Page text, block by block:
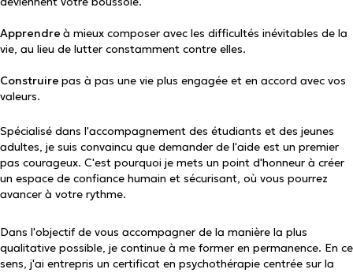
Apprendre à mieux composer avec les difficultés inévitables de la
vie, au lieu de lutter constamment contre elles.
Construire pas à pas une vie plus engagée et en accord avec vos
valeurs.
Spécialisé dans l'accompagnement des étudiants et des jeunes
adultes, je suis convaincu que demander de l'aide est un premier
pas courageux. C'est pourquoi je mets un point d'honneur à créer
un espace de confiance humain et sécurisant, où vous pourrez
avancer à votre rythme.
Dans l'objectif de vous accompagner de la manière la plus
qualitative possible, je continue à me former en permanence. En ce
sens, j'ai entrepris un certificat en psychothérapie centrée sur la